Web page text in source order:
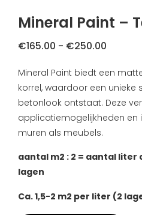
Stalen & testers
Gereedschap
Cadeaubon
Privacybeleid
Verzending &
About us
Inspiratie
Technische Datasheet
Mineral Paint –
Mineral Paint biedt een
korrel, waardoor een unieke
betonlook ontstaat. Deze
applicatiemogelijkheden en
muren als meubels.
aantal m2 : 2 = aantal liter
lagen
Ca. 1,5-2 m2 per liter (2
€165.00 - €250.00
tot